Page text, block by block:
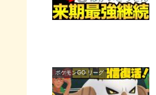
ポケモンGO リーグ